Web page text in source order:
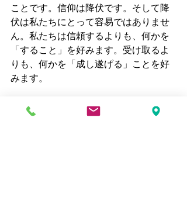
ことです。信仰は降伏です。そして降
伏は私たちにとって容易ではありませ
ん。私たちは信頼するよりも、何かを
「すること」を好みます。受け取るよ
りも、何かを「成し遂げる」ことを好
みます。
それでも、イエス様は主張します。あ
なたの最も深い働きは、わたしを信じ